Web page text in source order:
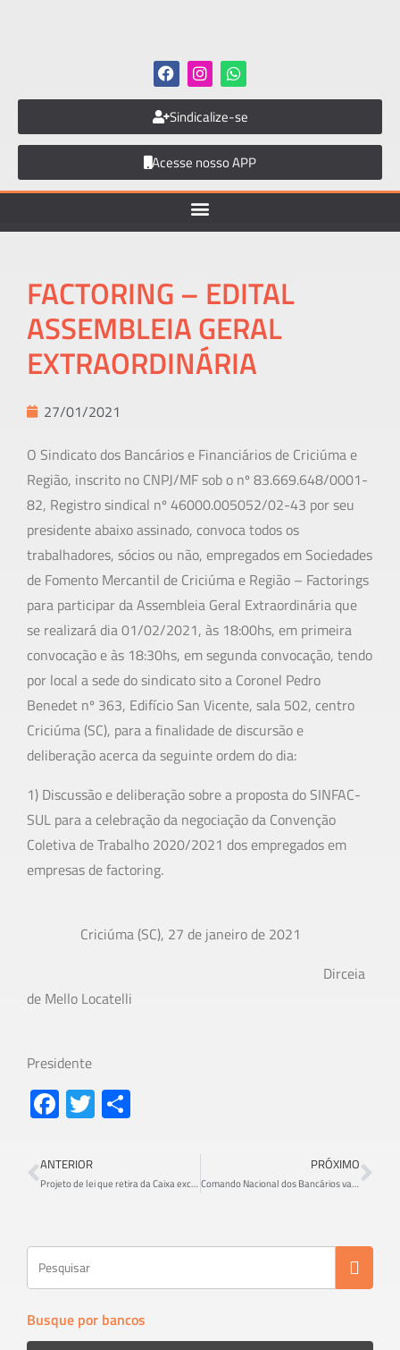
Sindicalize-se
Acesse nosso APP
FACTORING – EDITAL
ASSEMBLEIA GERAL
EXTRAORDINÁRIA
27/01/2021
O Sindicato dos Bancários e Financiários de Criciúma e
Região, inscrito no CNPJ/MF sob o nº 83.669.648/0001-
82, Registro sindical nº 46000.005052/02-43 por seu
presidente abaixo assinado, convoca todos os
trabalhadores, sócios ou não, empregados em Sociedades
de Fomento Mercantil de Criciúma e Região – Factorings
para participar da Assembleia Geral Extraordinária que
se realizará dia 01/02/2021, às 18:00hs, em primeira
convocação e às 18:30hs, em segunda convocação, tendo
por local a sede do sindicato sito a Coronel Pedro
Benedet nº 363, Edifício San Vicente, sala 502, centro
Criciúma (SC), para a finalidade de discursão e
deliberação acerca da seguinte ordem do dia:
1) Discussão e deliberação sobre a proposta do SINFAC-
SUL para a celebração da negociação da Convenção
Coletiva de Trabalho 2020/2021 dos empregados em
empresas de factoring.
Criciúma (SC), 27 de janeiro de 2021
Dirceia
de Mello Locatelli
Presidente
Fa
ce
b
o
T
wi
er e
ANTERIOR
Projeto de lei que retira da Caixa exclusividade de gestão do FGTS é reprovado por 97%
PRÓXIMO
Comando Nacional dos Bancários vai cobrar volta do home Office da Fenaban
Busque por bancos